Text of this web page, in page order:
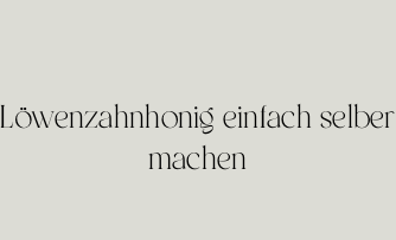
Löwenzahnhonig einfach selber
machen